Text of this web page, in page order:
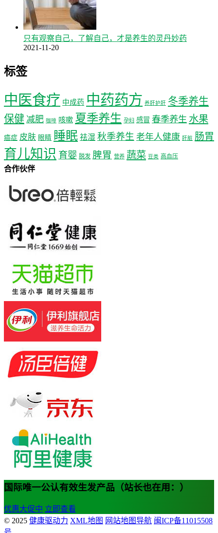
只有观察自己，了解自己，才是养生的灵丹妙药
2021-11-20
标签
中医食疗 中成药 中药药方 养肝护肝 冬季养生
保健 减肥 咖啡 咳嗽 夏季养生 孕妇 感冒 春季养生 水果
癌症 皮肤 眼睛 睡眠 祛湿 秋季养生 老年人健康 肝脏 肠胃
育儿知识 育婴 脱发 脾胃 营养 蔬菜 豆类 高血压
合作伙伴
国际唯一公认有效生发产品（站长也在用：）
优惠大促中 立即查看
© 2025 健康驱动力 XML地图 网站地图导航 闽ICP备11015508